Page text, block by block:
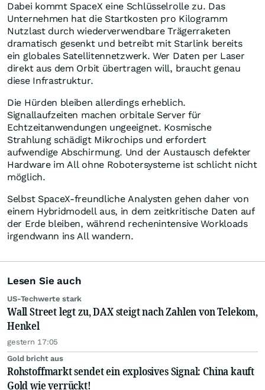
Dabei kommt SpaceX eine Schlüsselrolle zu. Das
Unternehmen hat die Startkosten pro Kilogramm
Nutzlast durch wiederverwendbare Trägerraketen
dramatisch gesenkt und betreibt mit Starlink bereits
ein globales Satellitennetzwerk. Wer Daten per Laser
direkt aus dem Orbit übertragen will, braucht genau
diese Infrastruktur.
Die Hürden bleiben allerdings erheblich.
Signallaufzeiten machen orbitale Server für
Echtzeitanwendungen ungeeignet. Kosmische
Strahlung schädigt Mikrochips und erfordert
aufwendige Abschirmung. Und der Austausch defekter
Hardware im All ohne Robotersysteme ist schlicht nicht
möglich.
Selbst SpaceX-freundliche Analysten gehen daher von
einem Hybridmodell aus, in dem zeitkritische Daten auf
der Erde bleiben, während rechenintensive Workloads
irgendwann ins All wandern.
Lesen Sie auch
US-Techwerte stark
Wall Street legt zu, DAX steigt nach Zahlen von Telekom,
Henkel
gestern 17:05
Gold bricht aus
Rohstoffmarkt sendet ein explosives Signal: China kauft
Gold wie verrückt!